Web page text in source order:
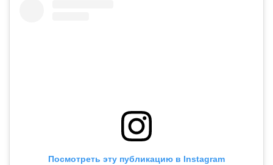
Посмотреть эту публикацию в Instagram